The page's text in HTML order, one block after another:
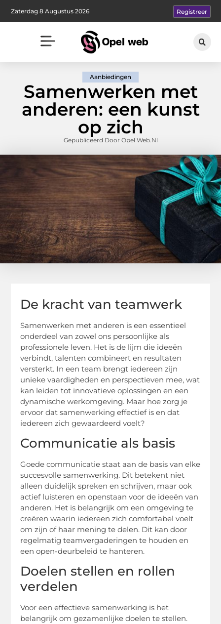
Zaterdag 8 Augustus 2026 Registreer
Aanbiedingen
Samenwerken met
anderen: een kunst
op zich
Gepubliceerd Door Opel Web.nl
De kracht van teamwerk
Samenwerken met anderen is een essentieel
onderdeel van zowel ons persoonlijke als
professionele leven. Het is de lijm die ideeën
verbindt, talenten combineert en resultaten
versterkt. In een team brengt iedereen zijn
unieke vaardigheden en perspectieven mee, wat
kan leiden tot innovatieve oplossingen en een
dynamische werkomgeving. Maar hoe zorg je
ervoor dat samenwerking effectief is en dat
iedereen zich gewaardeerd voelt?
Communicatie als basis
Goede communicatie staat aan de basis van elke
succesvolle samenwerking. Dit betekent niet
alleen duidelijk spreken en schrijven, maar ook
actief luisteren en openstaan voor de ideeën van
anderen. Het is belangrijk om een omgeving te
creëren waarin iedereen zich comfortabel voelt
om zijn of haar mening te delen. Dit kan door
regelmatig teamvergaderingen te houden en
een open-deurbeleid te hanteren.
Doelen stellen en rollen
verdelen
Voor een effectieve samenwerking is het
belangrijk om gezamenlijke doelen te stellen.